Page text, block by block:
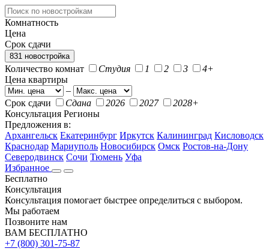
Комнатность
Цена
Срок сдачи
831 новостройка
Количество комнат Студия 1 2 3
4+
Цена квартиры
–
Срок сдачи
Сдана 2026 2027
2028+
Консультация Регионы
Предложения в:
Архангельск Екатеринбург Иркутск Калининград Кисловодск
Краснодар Мариуполь Новосибирск Омск Ростов-на-Дону
Северодвинск Сочи Тюмень Уфа
Избранное
Бесплатно
Консультация
Консультация помогает быстрее определиться с выбором.
Мы работаем
Позвоните нам
ВАМ БЕСПЛАТНО
+7 (800) 301-75-87